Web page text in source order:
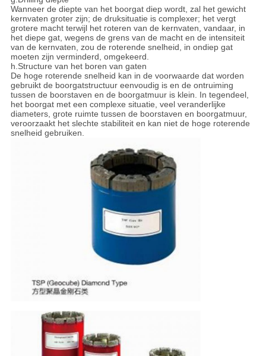
Wanneer de diepte van het boorgat diep wordt, zal het gewicht
kernvaten groter zijn; de druksituatie is complexer; het vergt
grotere macht terwijl het roteren van de kernvaten, vandaar, in
het diepe gat, wegens de grens van de macht en de intensiteit
van de kernvaten, zou de roterende snelheid, in ondiep gat
moeten zijn verminderd, omgekeerd.
h.Structure van het boren van gaten
De hoge roterende snelheid kan in de voorwaarde dat worden
gebruikt de boorgatstructuur eenvoudig is en de ontruiming
tussen de boorstaven en de boorgatmuur is klein. In tegendeel,
het boorgat met een complexe situatie, veel veranderlijke
diameters, grote ruimte tussen de boorstaven en boorgatmuur,
veroorzaakt het slechte stabiliteit en kan niet de hoge roterende
snelheid gebruiken.